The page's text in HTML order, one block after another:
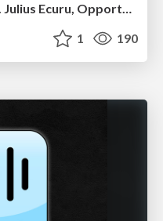
Bioeconomy Workshop: Dr. Julius Ecuru, Opportunities for a Bioeconomy in West Africa
1 190